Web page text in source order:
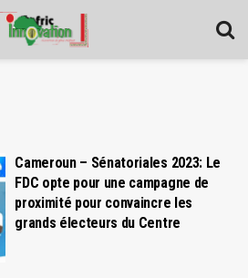
Cameroun – Sénatoriales 2023: Le
FDC opte pour une campagne de
proximité pour convaincre les
grands électeurs du Centre